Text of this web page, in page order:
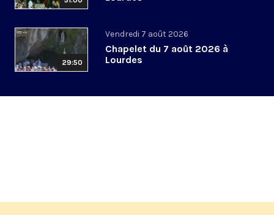
29:50
Vendredi 7 août 2026
Chapelet du 7 août 2026 à
Lourdes